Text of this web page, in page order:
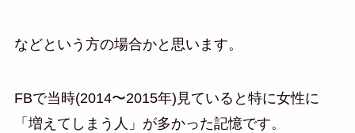
などという方の場合かと思います。
FBで当時(2014〜2015年)見ていると特に女性に
「増えてしまう人」が多かった記憶です。